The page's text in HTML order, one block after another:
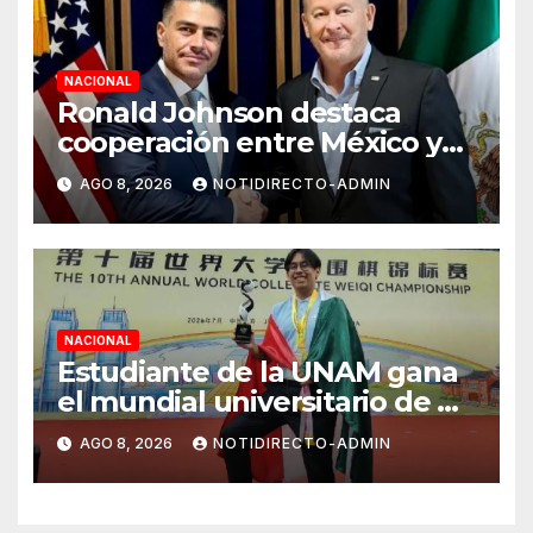
NACIONAL
Ronald Johnson destaca
cooperación entre México y
EU para la seguridad en
región aguacatera de
Michoacán
AGO 8, 2026 NOTIDIRECTO-ADMIN
NACIONAL
Estudiante de la UNAM gana
el mundial universitario de Go
en China
AGO 8, 2026 NOTIDIRECTO-ADMIN